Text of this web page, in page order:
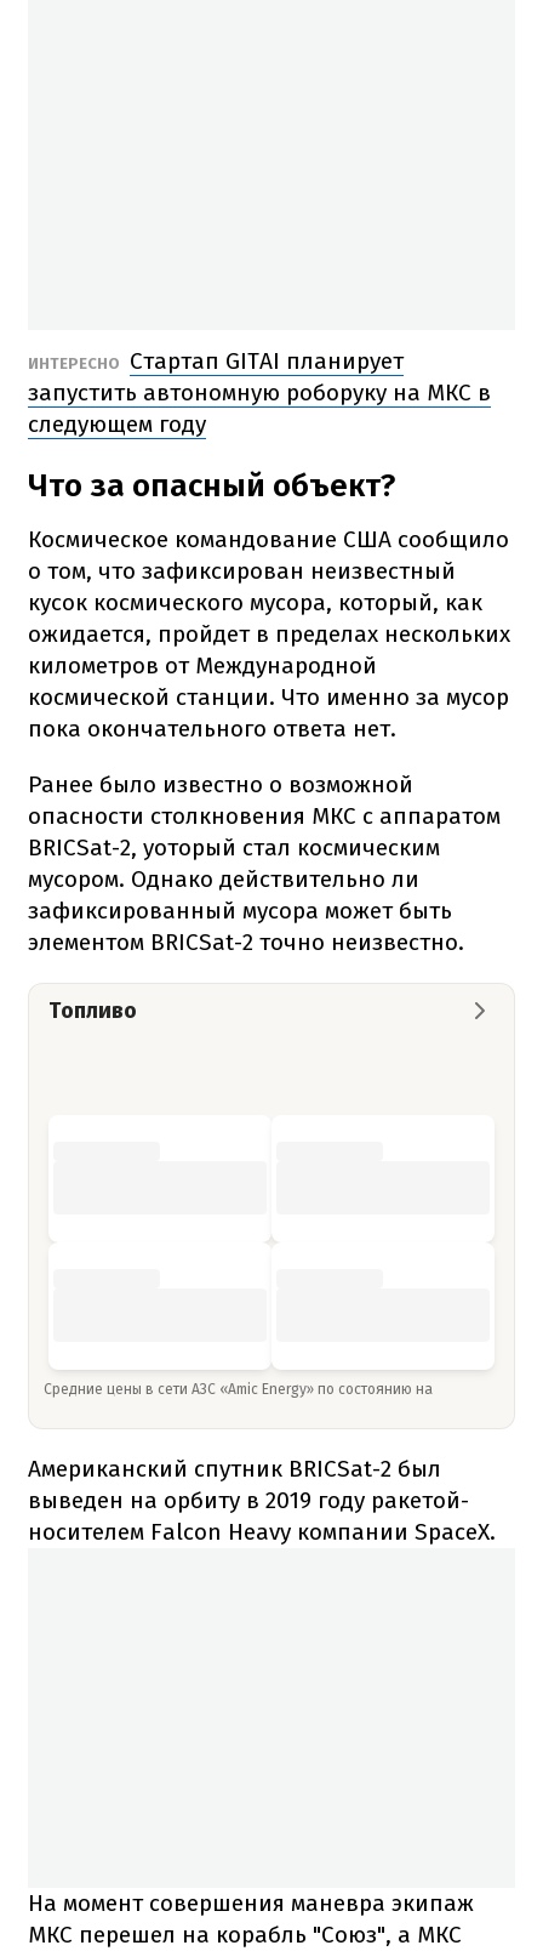
ИНТЕРЕСНО
Стартап GITAI планирует
запустить автономную роборуку на МКС в
следующем году
Что за опасный объект?
Космическое командование США сообщило
о том, что зафиксирован неизвестный
кусок космического мусора, который, как
ожидается, пройдет в пределах нескольких
километров от Международной
космической станции. Что именно за мусор
пока окончательного ответа нет.
Ранее было известно о возможной
опасности столкновения МКС с аппаратом
BRICSat-2, уоторый стал космическим
мусором. Однако действительно ли
зафиксированный мусора может быть
элементом BRICSat-2 точно неизвестно.
Топливо
Средние цены в сети АЗС «Amic Energy» по состоянию на
Американский спутник BRICSat-2 был
выведен на орбиту в 2019 году ракетой-
носителем Falcon Heavy компании SpaceX.
На момент совершения маневра экипаж
МКС перешел на корабль "Союз", а МКС